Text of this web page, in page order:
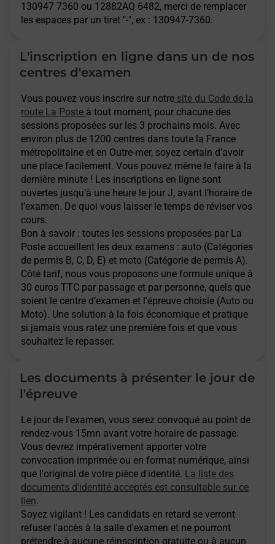
130947 7360 ou 12882AQ 6482, merci de remplacer
les espaces par un tiret "-", ex : 130947-7360.
L'inscription en ligne dans un de nos
centres d'examen
Vous pouvez vous inscrire sur notre site du Code de la
route La Poste à tout moment, pour chacune des
sessions proposées sur les 3 prochains mois. Avec
environ plus de 1200 centres dans toute la France
métropolitaine et en Outre-mer, soyez certain d’avoir
une place facilement. Vous pouvez même le faire à la
dernière minute ! Les inscriptions en ligne sont
ouvertes jusqu’à une heure le jour J, avant l’horaire de
l’examen. De quoi vous laisser le temps de réviser vos
cours.
Bon à savoir : toutes les sessions proposées par La
Poste accueillent les deux examens : auto (Catégories
de permis B, C, D, E) et moto (Catégorie de permis A).
Côté tarif, nous vous proposons une formule unique à
30 euros TTC par passage et par personne, quels que
soient le centre d’examen et l'épreuve choisie (Auto ou
Moto). Une solution à la fois économique et pratique
si jamais vous ratez une première fois et que vous
souhaitez le repasser.
Les documents à présenter le jour de
l'épreuve
Le jour de l'examen, vous serez convoqué au point de
rendez-vous 15mn avant votre horaire de passage.
Vous devrez impérativement apporter votre
convocation imprimée ou en format numérique, ainsi
que l'original de votre pièce d'identité. La liste des
documents d'identité acceptés est consultable sur ce
lien.
Soyez vigilant ! Les candidats en retard se verront
refuser l'accès à la salle d'examen et ne pourront
prétendre à aucune réinscription gratuite ou à aucun